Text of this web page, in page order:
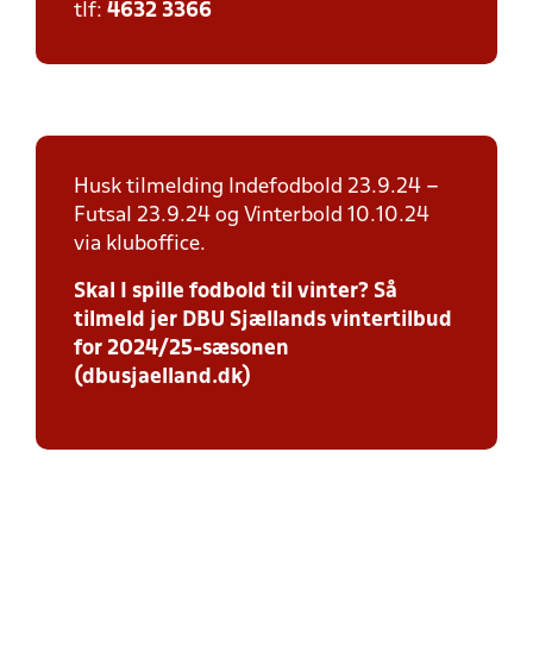
tlf: 4632 3366
Husk tilmelding Indefodbold 23.9.24 –
Futsal 23.9.24 og Vinterbold 10.10.24
via kluboffice.
Skal I spille fodbold til vinter? Så
tilmeld jer DBU Sjællands vintertilbud
for 2024/25-sæsonen
(dbusjaelland.dk)